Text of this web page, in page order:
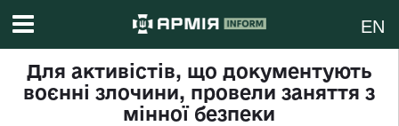
EN
Для активістів, що документують
воєнні злочини, провели заняття з
мінної безпеки